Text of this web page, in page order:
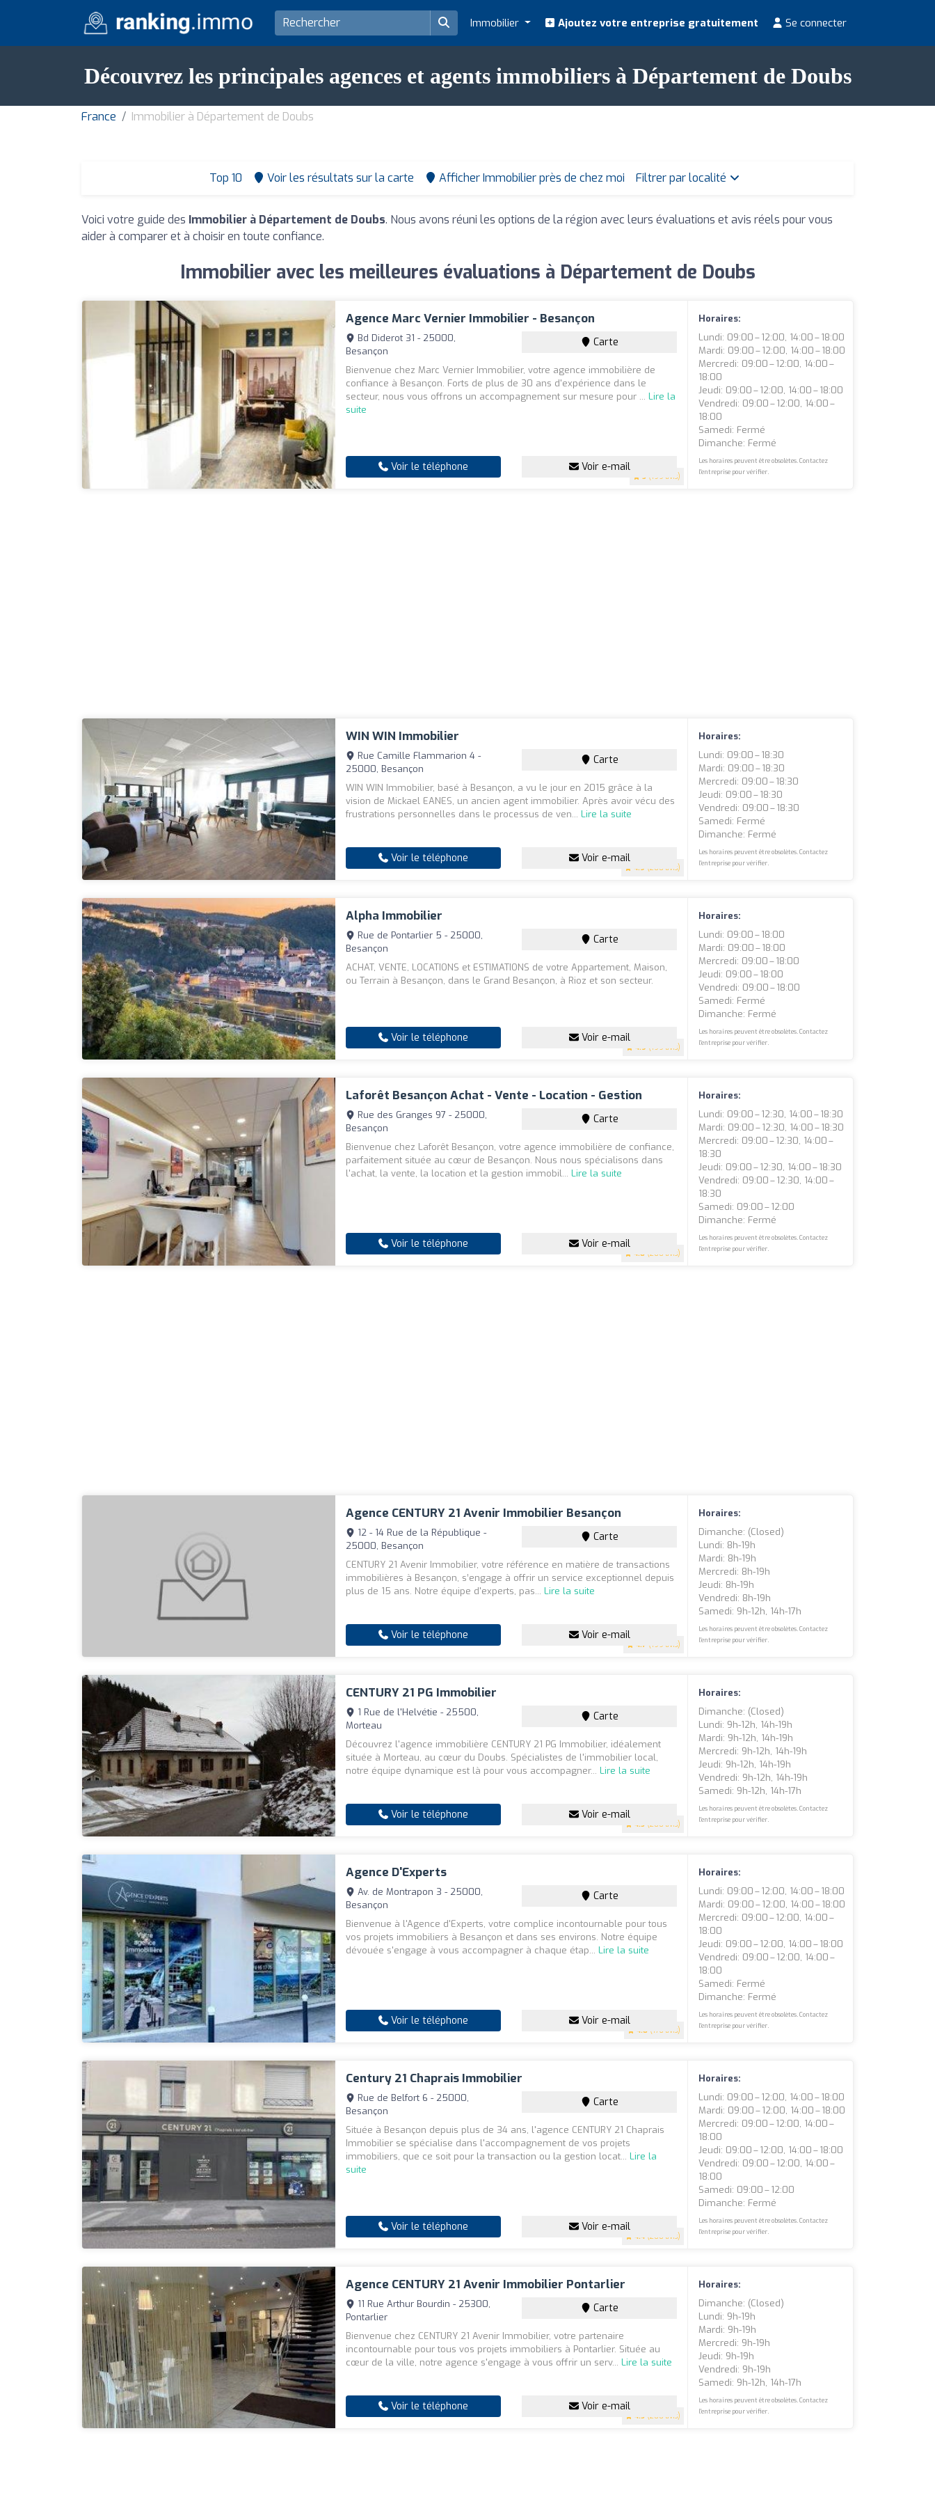
Immobilier Ajoutez votre entreprise gratuitement Se connecter
Découvrez les principales agences et agents immobiliers à Département de Doubs
France Immobilier à Département de Doubs
Top 10 Voir les résultats sur la carte Afficher Immobilier près de chez moi Filtrer par localité
Voici votre guide des Immobilier à Département de Doubs. Nous avons réuni les options de la région avec leurs évaluations et avis réels pour vous
aider à comparer et à choisir en toute confiance.
Immobilier avec les meilleures évaluations à Département de Doubs
Agence Marc Vernier Immobilier - Besançon
5 (199 avis)
Bd Diderot 31 - 25000,
Besançon
Carte
Bienvenue chez Marc Vernier Immobilier, votre agence immobilière de
confiance à Besançon. Forts de plus de 30 ans d'expérience dans le
secteur, nous vous offrons un accompagnement sur mesure pour ...Lire la
suite
Voir le téléphone Voir e-mail
Horaires:
Lundi: 09:00 – 12:00, 14:00 – 18:00
Mardi: 09:00 – 12:00, 14:00 – 18:00
Mercredi: 09:00 – 12:00, 14:00 –
18:00
Jeudi: 09:00 – 12:00, 14:00 – 18:00
Vendredi: 09:00 – 12:00, 14:00 –
18:00
Samedi: Fermé
Dimanche: Fermé
Les horaires peuvent être obsolètes. Contactez
l'entreprise pour vérifier.
WIN WIN Immobilier
4.9 (200 avis)
Rue Camille Flammarion 4 -
25000, Besançon
Carte
WIN WIN Immobilier, basé à Besançon, a vu le jour en 2015 grâce à la
vision de Mickael EANES, un ancien agent immobilier. Après avoir vécu des
frustrations personnelles dans le processus de ven...Lire la suite
Voir le téléphone Voir e-mail
Horaires:
Lundi: 09:00 – 18:30
Mardi: 09:00 – 18:30
Mercredi: 09:00 – 18:30
Jeudi: 09:00 – 18:30
Vendredi: 09:00 – 18:30
Samedi: Fermé
Dimanche: Fermé
Les horaires peuvent être obsolètes. Contactez
l'entreprise pour vérifier.
Alpha Immobilier
4.9 (199 avis)
Rue de Pontarlier 5 - 25000,
Besançon
Carte
ACHAT, VENTE, LOCATIONS et ESTIMATIONS de votre Appartement, Maison,
ou Terrain à Besançon, dans le Grand Besançon, à Rioz et son secteur.
Voir le téléphone Voir e-mail
Horaires:
Lundi: 09:00 – 18:00
Mardi: 09:00 – 18:00
Mercredi: 09:00 – 18:00
Jeudi: 09:00 – 18:00
Vendredi: 09:00 – 18:00
Samedi: Fermé
Dimanche: Fermé
Les horaires peuvent être obsolètes. Contactez
l'entreprise pour vérifier.
Laforêt Besançon Achat - Vente - Location - Gestion
4.8 (200 avis)
Rue des Granges 97 - 25000,
Besançon
Carte
Bienvenue chez Laforêt Besançon, votre agence immobilière de confiance,
parfaitement située au cœur de Besançon. Nous nous spécialisons dans
l'achat, la vente, la location et la gestion immobil...Lire la suite
Voir le téléphone Voir e-mail
Horaires:
Lundi: 09:00 – 12:30, 14:00 – 18:30
Mardi: 09:00 – 12:30, 14:00 – 18:30
Mercredi: 09:00 – 12:30, 14:00 –
18:30
Jeudi: 09:00 – 12:30, 14:00 – 18:30
Vendredi: 09:00 – 12:30, 14:00 –
18:30
Samedi: 09:00 – 12:00
Dimanche: Fermé
Les horaires peuvent être obsolètes. Contactez
l'entreprise pour vérifier.
Agence CENTURY 21 Avenir Immobilier Besançon
4.7 (199 avis)
12 - 14 Rue de la République -
25000, Besançon
Carte
CENTURY 21 Avenir Immobilier, votre référence en matière de transactions
immobilières à Besançon, s’engage à offrir un service exceptionnel depuis
plus de 15 ans. Notre équipe d'experts, pas...Lire la suite
Voir le téléphone Voir e-mail
Horaires:
Dimanche: (closed)
Lundi: 8h-19h
Mardi: 8h-19h
Mercredi: 8h-19h
Jeudi: 8h-19h
Vendredi: 8h-19h
Samedi: 9h-12h, 14h-17h
Les horaires peuvent être obsolètes. Contactez
l'entreprise pour vérifier.
CENTURY 21 PG Immobilier
4.5 (200 avis)
1 Rue de l'Helvétie - 25500,
Morteau
Carte
Découvrez l'agence immobilière CENTURY 21 PG Immobilier, idéalement
située à Morteau, au cœur du Doubs. Spécialistes de l'immobilier local,
notre équipe dynamique est là pour vous accompagner...Lire la suite
Voir le téléphone Voir e-mail
Horaires:
Dimanche: (closed)
Lundi: 9h-12h, 14h-19h
Mardi: 9h-12h, 14h-19h
Mercredi: 9h-12h, 14h-19h
Jeudi: 9h-12h, 14h-19h
Vendredi: 9h-12h, 14h-19h
Samedi: 9h-12h, 14h-17h
Les horaires peuvent être obsolètes. Contactez
l'entreprise pour vérifier.
Agence D'Experts
4.8 (176 avis)
Av. de Montrapon 3 - 25000,
Besançon
Carte
Bienvenue à l'Agence d'Experts, votre complice incontournable pour tous
vos projets immobiliers à Besançon et dans ses environs. Notre équipe
dévouée s'engage à vous accompagner à chaque étap...Lire la suite
Voir le téléphone Voir e-mail
Horaires:
Lundi: 09:00 – 12:00, 14:00 – 18:00
Mardi: 09:00 – 12:00, 14:00 – 18:00
Mercredi: 09:00 – 12:00, 14:00 –
18:00
Jeudi: 09:00 – 12:00, 14:00 – 18:00
Vendredi: 09:00 – 12:00, 14:00 –
18:00
Samedi: Fermé
Dimanche: Fermé
Les horaires peuvent être obsolètes. Contactez
l'entreprise pour vérifier.
Century 21 Chaprais Immobilier
4.4 (200 avis)
Rue de Belfort 6 - 25000,
Besançon
Carte
Située à Besançon depuis plus de 34 ans, l'agence CENTURY 21 Chaprais
Immobilier se spécialise dans l'accompagnement de vos projets
immobiliers, que ce soit pour la transaction ou la gestion locat...Lire la
suite
Voir le téléphone Voir e-mail
Horaires:
Lundi: 09:00 – 12:00, 14:00 – 18:00
Mardi: 09:00 – 12:00, 14:00 – 18:00
Mercredi: 09:00 – 12:00, 14:00 –
18:00
Jeudi: 09:00 – 12:00, 14:00 – 18:00
Vendredi: 09:00 – 12:00, 14:00 –
18:00
Samedi: 09:00 – 12:00
Dimanche: Fermé
Les horaires peuvent être obsolètes. Contactez
l'entreprise pour vérifier.
Agence CENTURY 21 Avenir Immobilier Pontarlier
4.5 (200 avis)
11 Rue Arthur Bourdin - 25300,
Pontarlier
Carte
Bienvenue chez CENTURY 21 Avenir Immobilier, votre partenaire
incontournable pour tous vos projets immobiliers à Pontarlier. Située au
cœur de la ville, notre agence s'engage à vous offrir un serv...Lire la suite
Voir le téléphone Voir e-mail
Horaires:
Dimanche: (closed)
Lundi: 9h-19h
Mardi: 9h-19h
Mercredi: 9h-19h
Jeudi: 9h-19h
Vendredi: 9h-19h
Samedi: 9h-12h, 14h-17h
Les horaires peuvent être obsolètes. Contactez
l'entreprise pour vérifier.